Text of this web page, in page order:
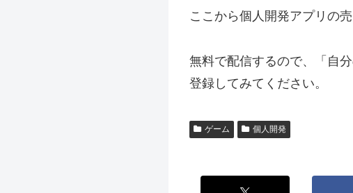
ここから個人開発アプリの
無料で配信するので、「自
登録してみてください。
ゲーム 個人開発